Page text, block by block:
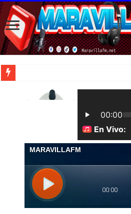
| Apunta estos lugares en tu lista de viajes